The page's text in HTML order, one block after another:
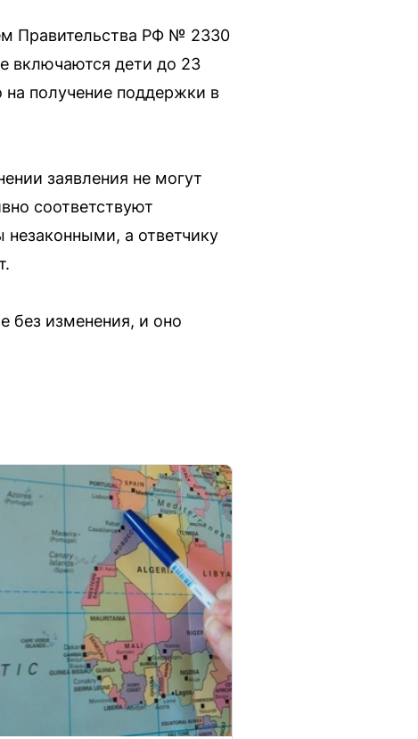
Правительства РФ № 2330
включаются дети до 23
получение поддержки в
заявления не могут
соответствуют
а ответчику
без изменения, и оно